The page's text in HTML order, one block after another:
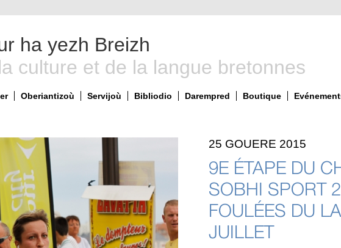
ha yezh Breizh
culture et de la langue bretonnes
Oberiantizoù Servijoù Bibliodio Darempred Boutique
25 GOUERE 2015
9E ÉTAPE DU
SOBHI SPORT
FOULÉES DU
JUILLET